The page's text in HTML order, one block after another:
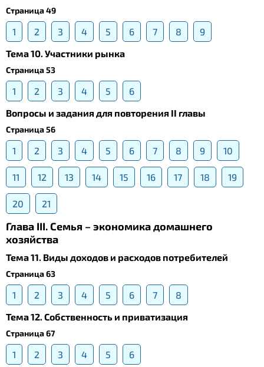
Страница 49
1 2 3 4 5 6 7 8
9
Тема 10. Участники рынка
Страница 53
1 2 3 4 5
6
Вопросы и задания для повторения II главы
Страница 56
1 2 3 4 5 6 7 8 9 10
11 12 13 14 15 16 17 18 19
20 21
Глава III. Семья – экономика домашнего
хозяйства
Тема 11. Виды доходов и расходов потребителей
Страница 63
1 2 3 4 5 6 7
8
Тема 12. Собственность и приватизация
Страница 67
1 2 3 4 5 6